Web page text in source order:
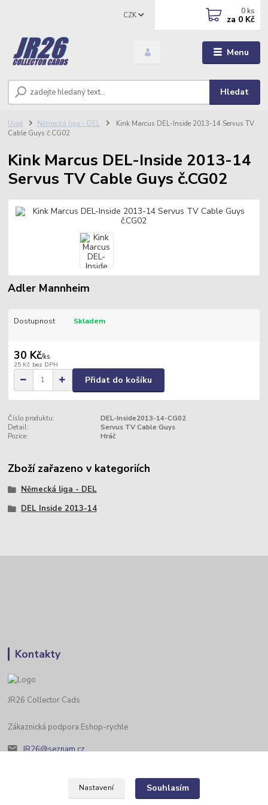
Menu
CZK
Hledat
0 ks
za 0 Kč
Úvod Německá liga - DEL
Kink Marcus DEL-Inside 2013-14 Servus TV
Cable Guys č.CG02
Kink Marcus DEL-Inside 2013-14
Servus TV Cable Guys č.CG02
Adler Mannheim
Dostupnost Skladem
30 Kč/ks
25 Kč bez DPH
Přidat do košíku
Číslo produktu:
DEL-Inside2013-14-CG02
Detail:
Servus TV Cable Guys
Pozice:
Hráč
Zboží zařazeno v kategoriích
Německá liga - DEL
DEL Inside 2013-14
Kontakty
JR26 Collector Cads
Zákaznická podpora Eshop-rychle
JR26@seznam.cz
Nastavení Souhlasím